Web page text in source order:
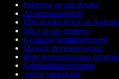
Diktering og tale til tekst
AI-stemmeassistent
PDF til tekst til tale på Android
Tekst-til-tale-oppleser
Kvinnelig stemmegenerator
Mannlig stemmegenerator
Beste leseprogrammer for
Robotstemmegenerator
Anime-tekst til tale